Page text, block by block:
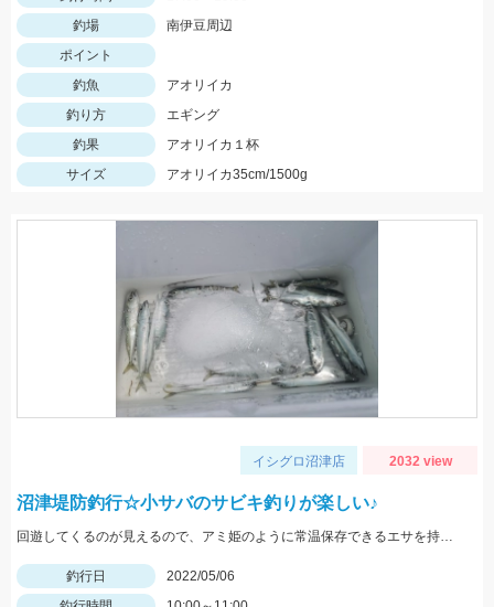
釣場
南伊豆周辺
ポイント
釣魚
アオリイカ
釣り方
エギング
釣果
アオリイカ１杯
サイズ
アオリイカ35cm/1500g
イシグロ沼津店 2032 view
沼津堤防釣行☆小サバのサビキ釣りが楽しい♪
回遊してくるのが見えるので、アミ姫のように常温保存できるエサを持っていくとすぐに狙えます♪
釣行日
2022/05/06